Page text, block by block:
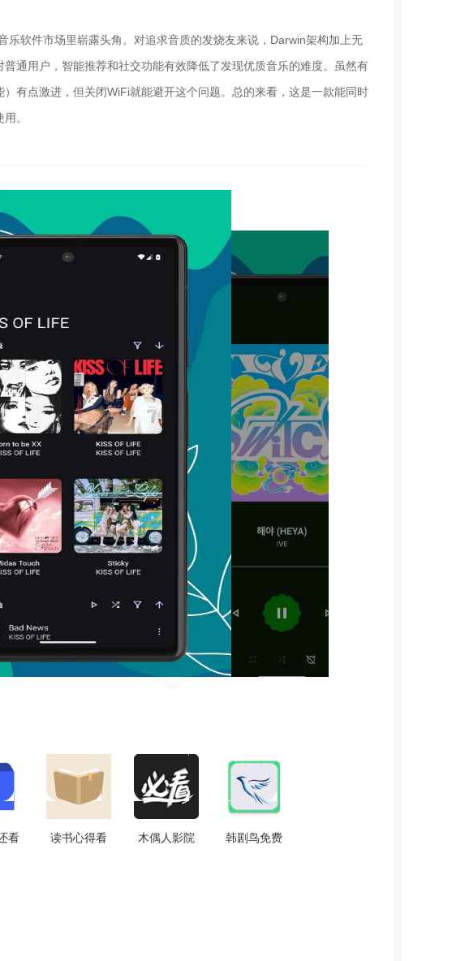
软件市场里崭露头角。对追求音质的发烧友来说，Darwin架构加上无
通用户，智能推荐和社交功能有效降低了发现优质音乐的难度。虽然有
有点激进，但关闭WiFi就能避开这个问题。总的来看，这是一款能同时
。
看
读书心得看
木偶人影院
韩剧鸟免费